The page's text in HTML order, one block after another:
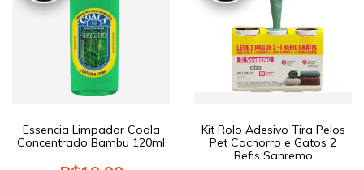
Essencia Limpador Coala
Concentrado Bambu 120ml
Kit Rolo Adesivo Tira Pelos
Pet Cachorro e Gatos 2
Refis Sanremo